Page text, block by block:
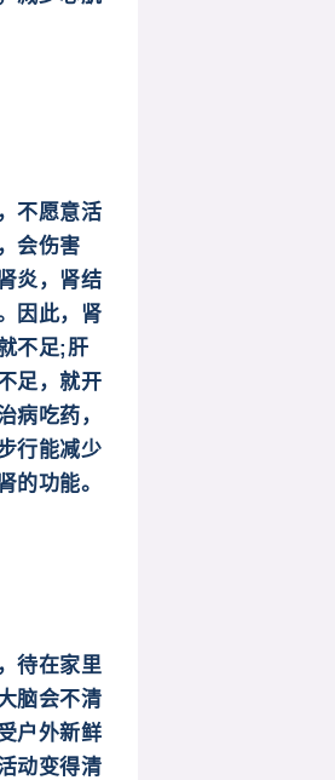
愿意活
会伤害
炎，肾结
因此，肾
不足;肝
足，就开
病吃药，
行能减少
的功能。
在家里
脑会不清
户外新鲜
动变得清